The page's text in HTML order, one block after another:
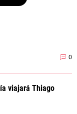
0
viajará Thiago